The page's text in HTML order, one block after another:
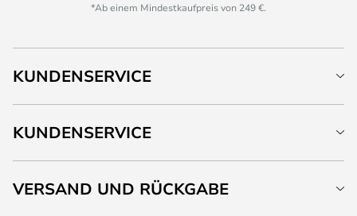
*Ab einem Mindestkaufpreis von 249 €.
KUNDENSERVICE
KUNDENSERVICE
VERSAND UND RÜCKGABE